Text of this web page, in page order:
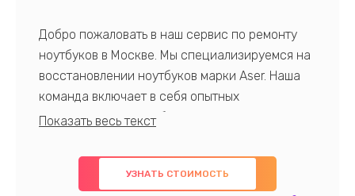
Добро пожаловать в наш сервис по ремонту
ноутбуков в Москве. Мы специализируемся на
восстановлении ноутбуков марки Aser. Наша
команда включает в себя опытных
профессионалов с обширными знаниями и
предлагаем быстрый и качественный ремонт с
использованием оригинальных компонентов, а
УЗНАТЬ СТОИМОСТЬ